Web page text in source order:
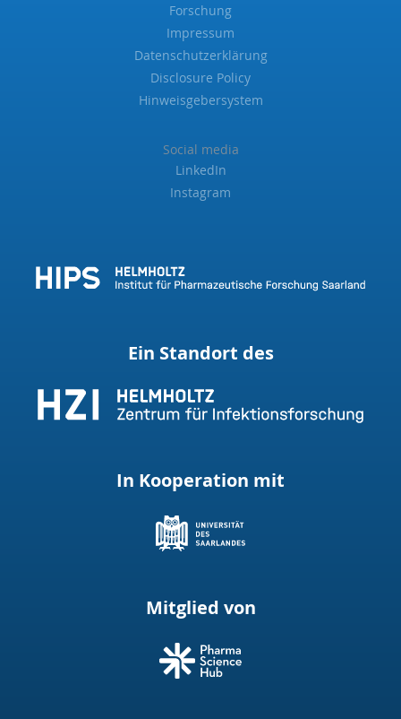
Forschung
Impressum
Datenschutzerklärung
Disclosure Policy
Hinweisgebersystem
Social media
LinkedIn
Instagram
Ein Standort des
In Kooperation mit
Mitglied von